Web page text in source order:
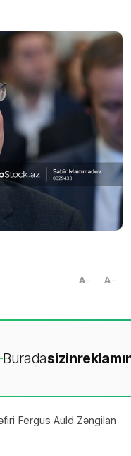
A A
Buradasizin
Fergus Auld Zəngilan